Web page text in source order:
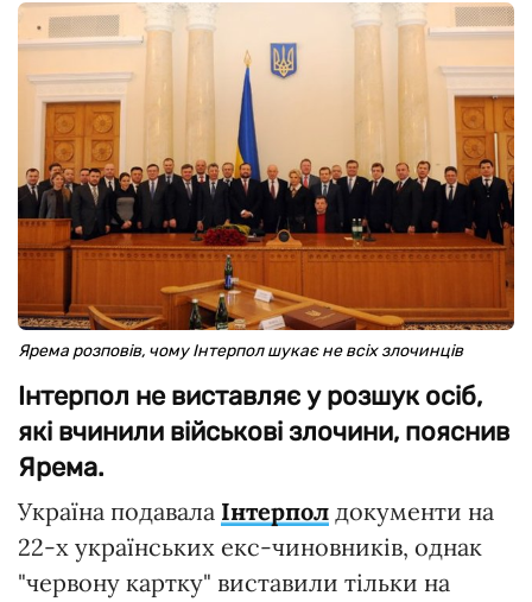
Ярема розповів, чому Інтерпол шукає не всіх злочинців
Інтерпол не виставляє у розшук осіб,
які вчинили військові злочини, пояснив
Ярема.
Україна подавала Інтерпол документи на
22-х українських екс-чиновників, однак
"червону картку" виставили тільки на